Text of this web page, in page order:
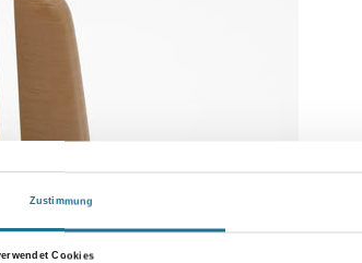
Zustimmung
Cookies